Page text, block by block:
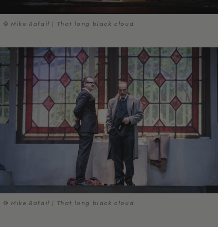
© Mike Rafail | That long black cloud
© Mike Rafail | That long black cloud